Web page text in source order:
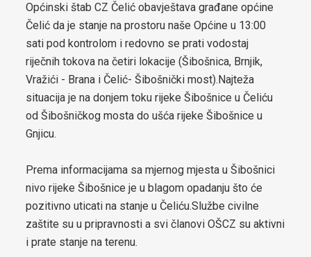
Općinski štab CZ Čelić obavještava građane općine
Čelić da je stanje na prostoru naše Općine u 13:00
sati pod kontrolom i redovno se prati vodostaj
riječnih tokova na četiri lokacije (Šibošnica, Brnjik,
Vražići - Brana i Čelić- Šibošnički most).Najteža
situacija je na donjem toku rijeke Šibošnice u Čeliću
od Šibošničkog mosta do ušća rijeke Šibošnice u
Gnjicu.
Prema informacijama sa mjernog mjesta u Šibošnici
nivo rijeke Šibošnice je u blagom opadanju što će
pozitivno uticati na stanje u Čeliću.Službe civilne
zaštite su u pripravnosti a svi članovi OŠCZ su aktivni
i prate stanje na terenu.
Strategija razvoja Općine Čelić 2026 - 2034
Etički kodeks Općinskog vijeća Čelić
Pravilnik za omladinska udruženja
Strategija za smanjenje energetskog siromaštva stanovništva
Lokalni ekološki akcioni plan (LEAP) općine Čelić
Javne nabavke
Javni pozivi za nabavke